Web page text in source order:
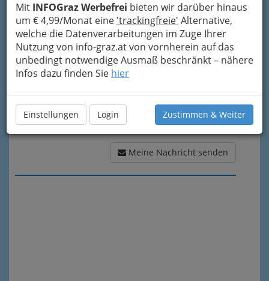
Mit INFOGraz Werbefrei bieten wir darüber hinaus
um € 4,99/Monat eine 'trackingfreie' Alternative,
welche die Datenverarbeitungen im Zuge Ihrer
Nutzung von info-graz.at von vornherein auf das
unbedingt notwendige Ausmaß beschränkt – nähere
Infos dazu finden Sie hier
Einstellungen Login Zustimmen & Weiter
Meine Nachricht
Meine Nachricht senden